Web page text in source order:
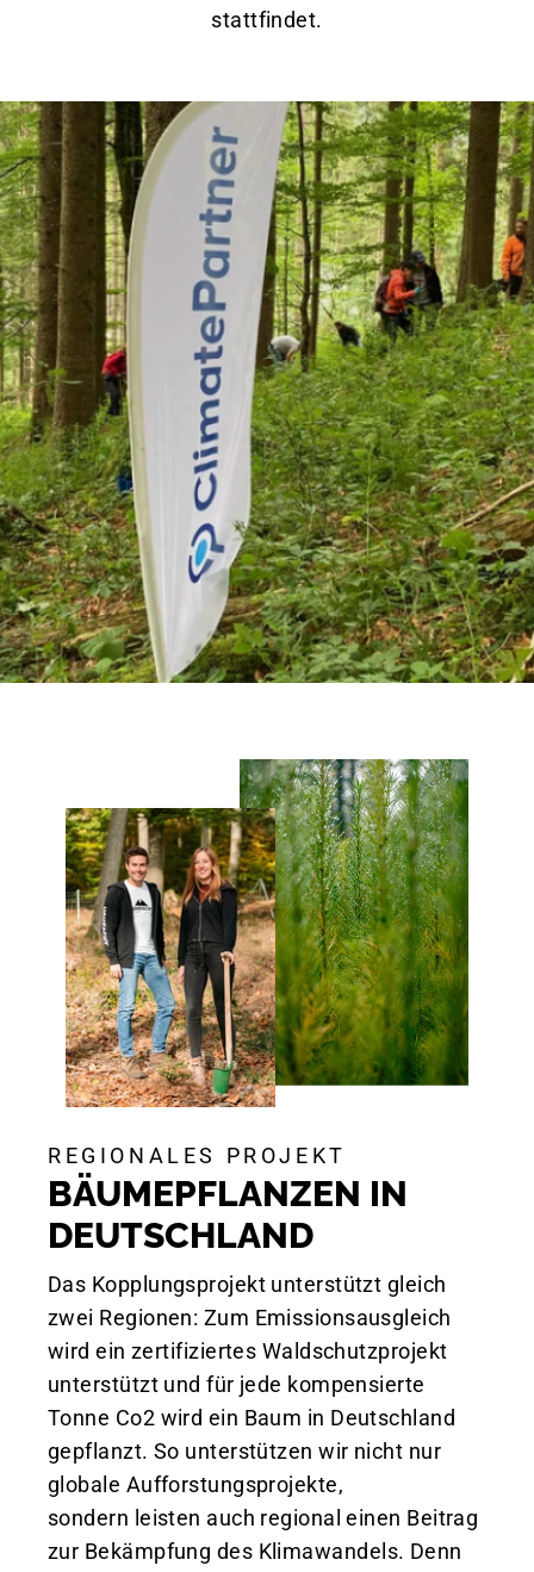
stattfindet.
REGIONALES PROJEKT
BÄUMEPFLANZEN IN
DEUTSCHLAND
Das Kopplungsprojekt unterstützt gleich
zwei Regionen: Zum Emissionsausgleich
wird ein zertifiziertes Waldschutzprojekt
unterstützt und für jede kompensierte
Tonne Co2 wird ein Baum in Deutschland
gepflanzt. So unterstützen wir nicht nur
globale Aufforstungsprojekte,
sondern leisten auch regional einen Beitrag
zur Bekämpfung des Klimawandels. Denn